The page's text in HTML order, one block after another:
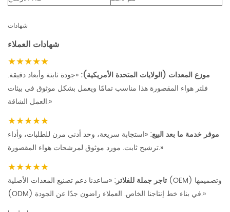
شهادات
شهادات العملاء
★★★★★
موزع المعدات (الولايات المتحدة الأمريكية): «جودة ثابتة وأبعاد دقيقة.
فلتر هواء المقصورة هذا مناسب تمامًا ويعمل بشكل موثوق في بيئات
العمل الشاقة.»
★★★★★
موفر خدمة ما بعد البيع: «استجابة سريعة، وحد أدنى مرن للطلبات، وأداء
ترشيح ثابت. مورد موثوق لمرشحات هواء المقصورة.»
★★★★★
تاجر جملة للفلاتر: «ساعدنا دعم تصنيع المعدات الأصلية (OEM) وتصميمها
(ODM) في بناء خط إنتاجنا الخاص. العملاء راضون جدًا عن الجودة.»